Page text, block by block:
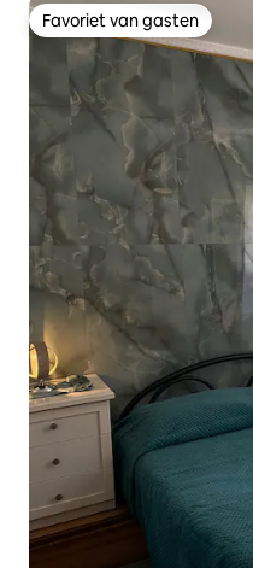
Favoriet van gasten
Favoriet van gasten